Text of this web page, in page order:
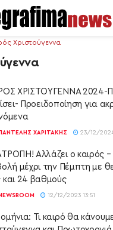
Χριστούγεννα
ΧΡΙΣΤΟΥΓΕΝΝΑ 2024-
Προειδοποίηση για
ΠΑΝΤΕΛΉΣ ΧΑΡΙΤΆΚΗΣ 23/12/
Αλλάζει ο καιρός
μέχρι την Πέμπτη με
24 βαθμούς
12/12/2023 13:51
Τι καιρό θα